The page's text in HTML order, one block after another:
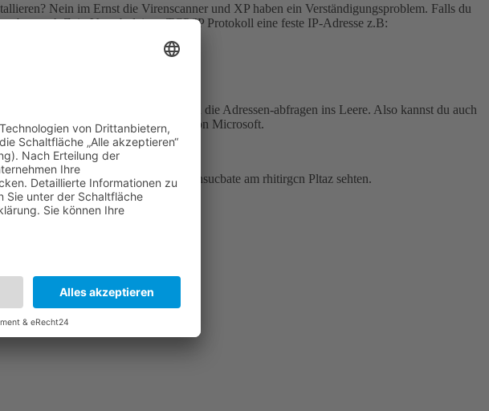
Nein im Ernst die Virenscanner und XP haben ein Verständigungsproblem. Falls du
aber auch Zeit. Vergeb deinen TCP/IP Protokoll eine feste IP-Adresse z.B:
einer dieser Server ausfallen gehen die Adressen-abfragen ins Leere. Also kannst du auch
Hole dir alle Updates von Microsoft.
slognae der etsre und ltetze Bhsucbate am rhitirgcn Pltaz sehten.